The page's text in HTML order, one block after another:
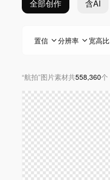
全部创作 含AI
置信 分辨率 宽高比
“航拍”图片素材共558,360个